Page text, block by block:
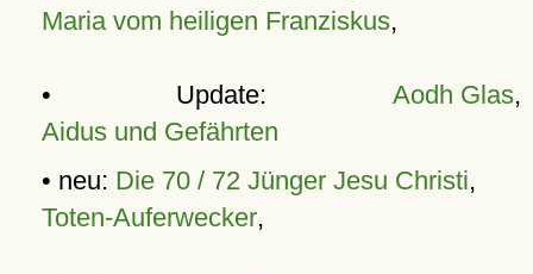
Maria vom heiligen Franziskus,
• Update: Aodh Glas,
Aidus und Gefährten
• neu: Die 70 / 72 Jünger Jesu Christi,
Toten-Auferwecker,